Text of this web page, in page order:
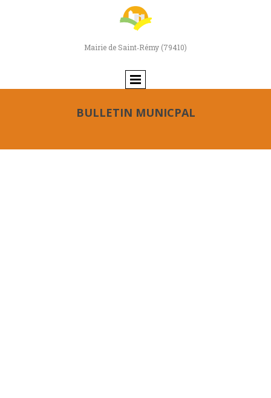
Mairie de Saint‑Rémy (79410)
BULLETIN MUNICPAL